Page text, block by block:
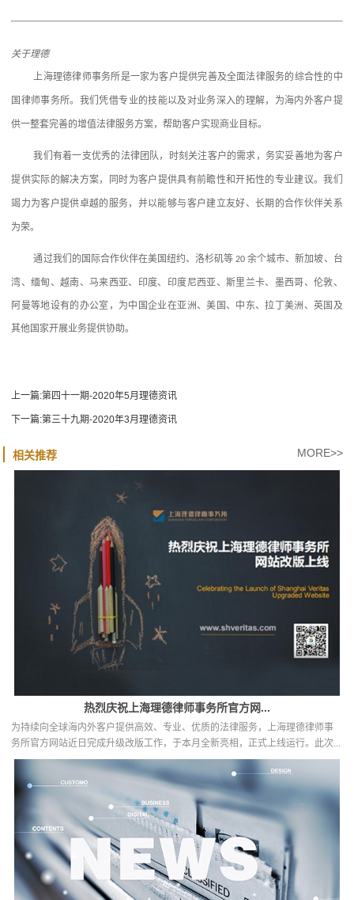
关于理德
上海理德律师事务所是一家为客户提供完善及全面法律服务的综合性的中
国律师事务所。我们凭借专业的技能以及对业务深入的理解，为海内外客户提
供一整套完善的增值法律服务方案，帮助客户实现商业目标。
我们有着一支优秀的法律团队，时刻关注客户的需求，务实妥善地为客户
提供实际的解决方案，同时为客户提供具有前瞻性和开拓性的专业建议。我们
竭力为客户提供卓越的服务，并以能够与客户建立友好、 长期的合作伙伴关系
为荣。
通过我们的国际合作伙伴在美国纽约、洛杉矶等 20余个城市、新加坡、台
湾、缅甸、越南、马来西亚、印度、印度尼西亚、斯里兰卡、墨西哥、伦敦、
阿曼等地设有的办公室，为中国企业在亚洲、美国、中东、拉丁美洲、英国及
其他国家开展业务提供协助。
上一篇:第四十一期-2020年5月理德资讯
下一篇:第三十九期-2020年3月理德资讯
相关推荐 MORE>>
热烈庆祝上海理德律师事务所官方网...
为持续向全球海内外客户提供高效、专业、优质的法律服务，上海理德律师事
务所官方网站近日完成升级改版工作，于本月全新亮相，正式上线运行。此次...